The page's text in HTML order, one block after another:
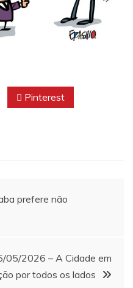
Pinterest
prefere não
05/2026 – A Cidade em
por todos os lados